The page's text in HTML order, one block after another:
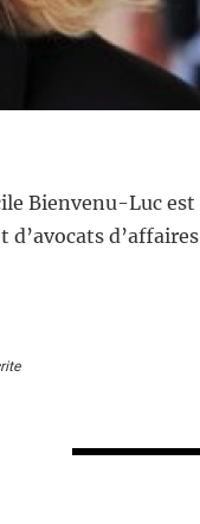
Bienvenu-Luc est
d’affaires